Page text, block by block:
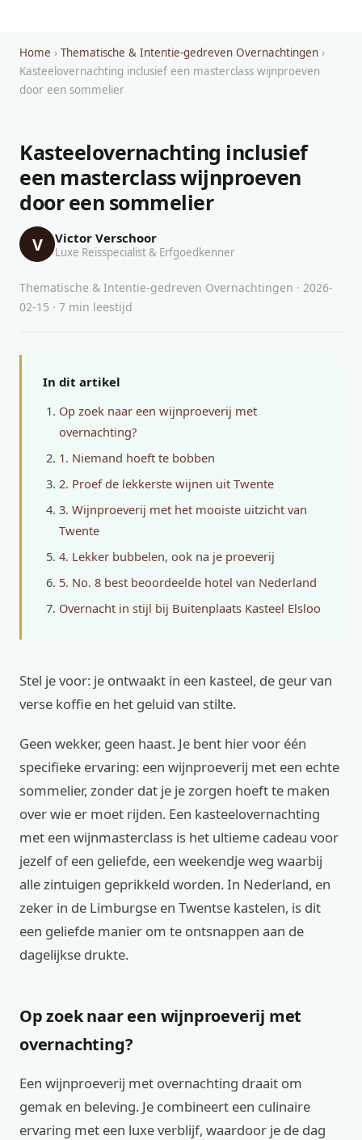
Home › Thematische & Intentie-gedreven Overnachtingen ›
Kasteelovernachting inclusief een masterclass wijnproeven
door een sommelier
Kasteelovernachting inclusief
een masterclass wijnproeven
door een sommelier
V Victor Verschoor
Luxe Reisspecialist & Erfgoedkenner
Thematische & Intentie-gedreven Overnachtingen · 2026-
02-15 · 7 min leestijd
In dit artikel
Op zoek naar een wijnproeverij met
overnachting?
1. Niemand hoeft te bobben
2. Proef de lekkerste wijnen uit Twente
3. Wijnproeverij met het mooiste uitzicht van
Twente
4. Lekker bubbelen, ook na je proeverij
5. No. 8 best beoordeelde hotel van Nederland
Overnacht in stijl bij Buitenplaats Kasteel Elsloo
Stel je voor: je ontwaakt in een kasteel, de geur van
verse koffie en het geluid van stilte.
Geen wekker, geen haast. Je bent hier voor één
specifieke ervaring: een wijnproeverij met een echte
sommelier, zonder dat je je zorgen hoeft te maken
over wie er moet rijden. Een kasteelovernachting
met een wijnmasterclass is het ultieme cadeau voor
jezelf of een geliefde, een weekendje weg waarbij
alle zintuigen geprikkeld worden. In Nederland, en
zeker in de Limburgse en Twentse kastelen, is dit
een geliefde manier om te ontsnappen aan de
dagelijkse drukte.
Op zoek naar een wijnproeverij met
overnachting?
Een wijnproeverij met overnachting draait om
gemak en beleving. Je combineert een culinaire
ervaring met een luxe verblijf, waardoor je de dag